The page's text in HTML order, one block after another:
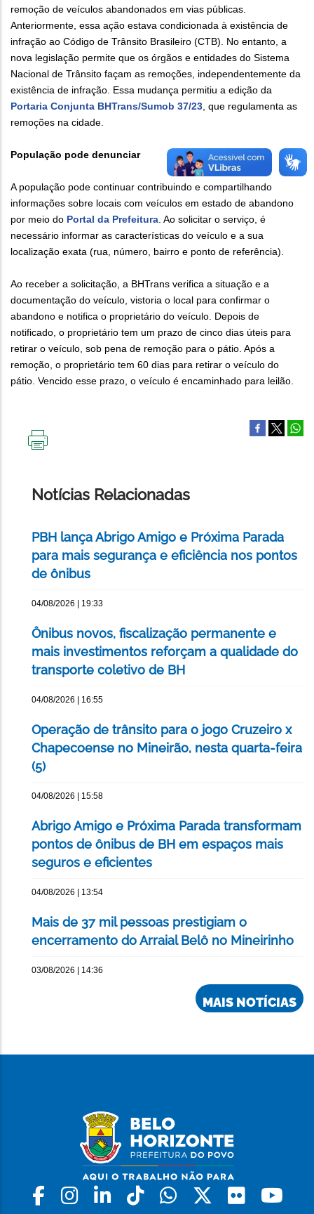
remoção de veículos abandonados em vias públicas.
Anteriormente, essa ação estava condicionada à existência de
infração ao Código de Trânsito Brasileiro (CTB). No entanto, a
nova legislação permite que os órgãos e entidades do Sistema
Nacional de Trânsito façam as remoções, independentemente da
existência de infração. Essa mudança permitiu a edição da
Portaria Conjunta BHTrans/Sumob 37/23, que regulamenta as
remoções na cidade.
População pode denunciar
A população pode continuar contribuindo e compartilhando
informações sobre locais com veículos em estado de abandono
por meio do Portal da Prefeitura. Ao solicitar o serviço, é
necessário informar as características do veículo e a sua
localização exata (rua, número, bairro e ponto de referência).
Ao receber a solicitação, a BHTrans verifica a situação e a
documentação do veículo, vistoria o local para confirmar o
abandono e notifica o proprietário do veículo. Depois de
notificado, o proprietário tem um prazo de cinco dias úteis para
retirar o veículo, sob pena de remoção para o pátio. Após a
remoção, o proprietário tem 60 dias para retirar o veículo do
pátio. Vencido esse prazo, o veículo é encaminhado para leilão.
Notícias Relacionadas
PBH lança Abrigo Amigo e Próxima Parada
para mais segurança e eficiência nos pontos
de ônibus
04/08/2026 | 19:33
Ônibus novos, fiscalização permanente e
mais investimentos reforçam a qualidade do
transporte coletivo de BH
04/08/2026 | 16:55
Operação de trânsito para o jogo Cruzeiro x
Chapecoense no Mineirão, nesta quarta-feira
(5)
04/08/2026 | 15:58
Abrigo Amigo e Próxima Parada transformam
pontos de ônibus de BH em espaços mais
seguros e eficientes
04/08/2026 | 13:54
Mais de 37 mil pessoas prestigiam o
encerramento do Arraial Belô no Mineirinho
03/08/2026 | 14:36
MAIS NOTÍCIAS
Facebook
Instagram
LinkedinTiktokWhatsapp
X Flickr